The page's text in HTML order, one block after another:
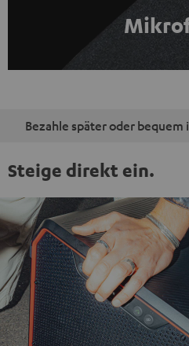
Bezahle später oder bequem
Steige direkt ein.